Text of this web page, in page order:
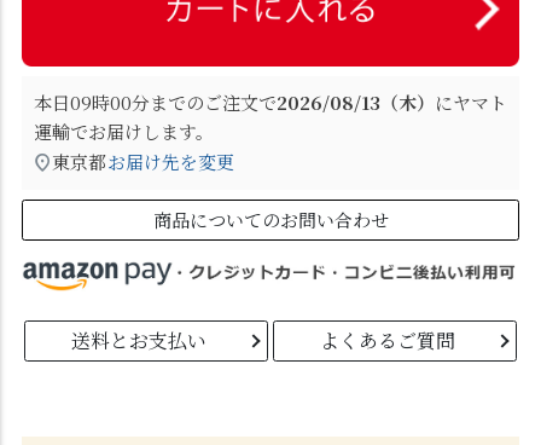
本日09時00分までのご注文で2026/08/13（木） にヤマト
運輸でお届けします。
東京都お届け先を変更
商品についてのお問い合わせ
送料とお支払い よくあるご質問